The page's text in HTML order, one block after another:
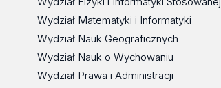
Wydział Matematyki i Informatyki
Wydział Nauk Geograficznych
Wydział Nauk o Wychowaniu
Wydział Prawa i Administracji